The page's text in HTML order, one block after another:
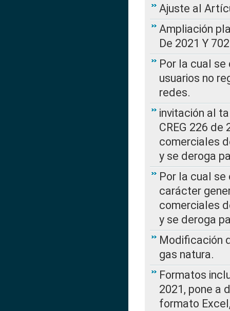
Ajuste al
Ampliación
De 2021 Y
Por la cual
usuarios no
redes.
invitación al
CREG 226
comerciales
y se deroga
Por la cual
carácter
comerciales
y se deroga
Modificación
gas natura.
Formatos
2021, pone a
formato